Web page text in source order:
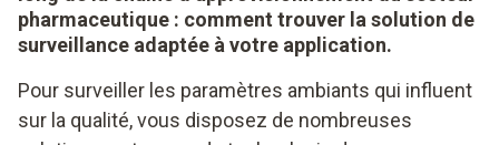
pharmaceutique : comment trouver la solution de
surveillance adaptée à votre application.
Pour surveiller les paramètres ambiants qui influent
sur la qualité, vous disposez de nombreuses